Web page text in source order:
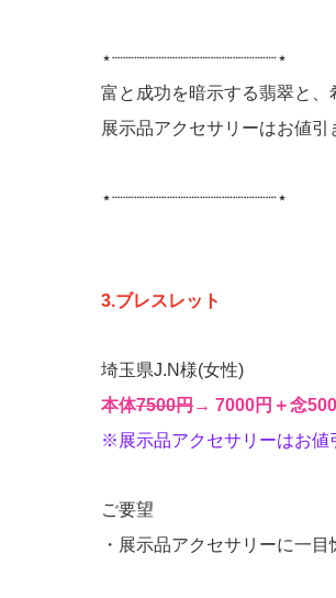
⋆┈┈┈┈┈┈┈┈┈┈┈┈┈┈┈⋆
富と成功を暗示する翡翠と、
展示品アクセサリーはお値引
⋆┈┈┈┈┈┈┈┈┈┈┈┈┈┈┈⋆
3.ブレスレット
埼玉県J.N様(女性)
本体7500円→ 7000円＋念
※展示品アクセサリーはお値
ご要望
・展示品アクセサリーに一目